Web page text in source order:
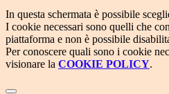
In questa schermata è possibile
I cookie necessari sono quelli che
piattaforma e non è possibile
Per conoscere quali sono i cookie
visionare la COOKIE POLICY.